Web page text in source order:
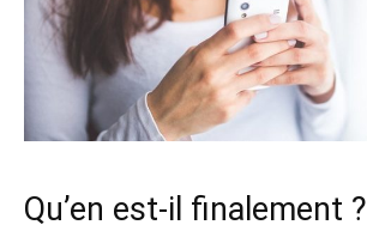
Qu’en est-il finalement ?